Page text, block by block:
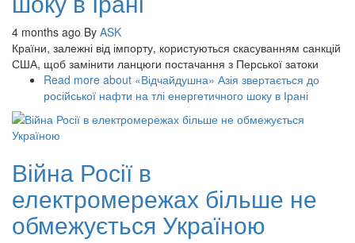
4 months ago By ASK
Країни, залежні від імпорту, користуються скасуванням санкцій
США, щоб замінити ланцюги постачання з Перської затоки
Read more about «Відчайдушна» Азія звертається до
російської нафти на тлі енергетичного шоку в Ірані
Війна Росії в
електромережах більше не
обмежується Україною